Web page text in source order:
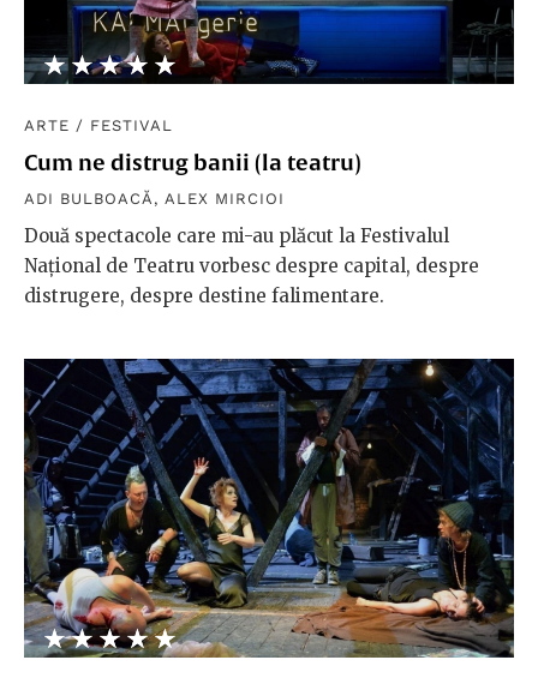
★★★★★
☆☆☆☆☆
ARTE / FESTIVAL
Cum ne distrug banii (la teatru)
ADI BULBOACĂ , ALEX MIRCIOI
Două spectacole care mi-au plăcut la Festivalul
Național de Teatru vorbesc despre capital, despre
distrugere, despre destine falimentare.
★★★★★
☆☆☆☆☆